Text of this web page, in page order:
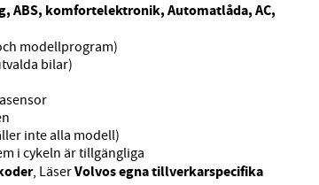
ABS, komfortelektronik, Automatlåda, AC,
modellprogram)
bilar)
inte alla modell)
i cykeln är tillgängliga
, LäserVolvos egna tillverkarspecifika